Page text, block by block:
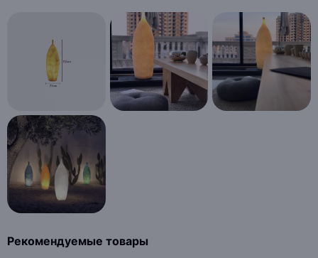
Рекомендуемые товары